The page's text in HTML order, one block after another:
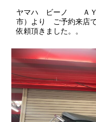
ヤマハ ビーノ ＡＹ
市）より ご予約来店
依頼頂きました。。